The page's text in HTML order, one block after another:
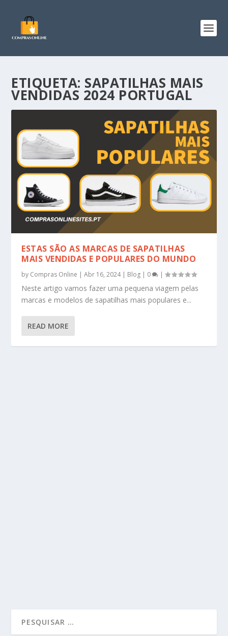
ETIQUETA: SAPATILHAS MAIS
VENDIDAS 2024 PORTUGAL
ESTAS SÃO AS MARCAS DE SAPATILHAS
MAIS VENDIDAS E POPULARES DO MUNDO
by Compras Online |Abr 16, 2024| Blog | 0 |
Neste artigo vamos fazer uma pequena viagem pelas
marcas e modelos de sapatilhas mais populares e...
READ MORE